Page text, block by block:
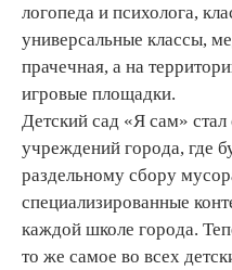
логопеда и психолога,
универсальные классы,
прачечная, а на
игровые площадки.
Детский сад «Я сам»
учреждений города, где
раздельному сбору
специализированные
каждой школе города.
то же самое во всех